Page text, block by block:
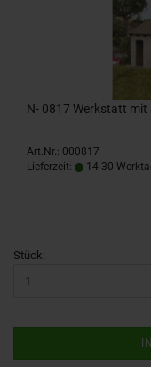
N- 0817 Werk­statt
Art.Nr.: 000817
Lieferzeit:
14-30
Stück: